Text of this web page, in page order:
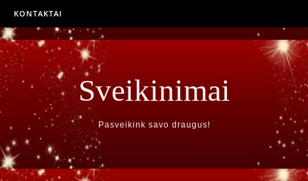
KONTAKTAI
Sveikinimai
Pasveikink savo draugus!